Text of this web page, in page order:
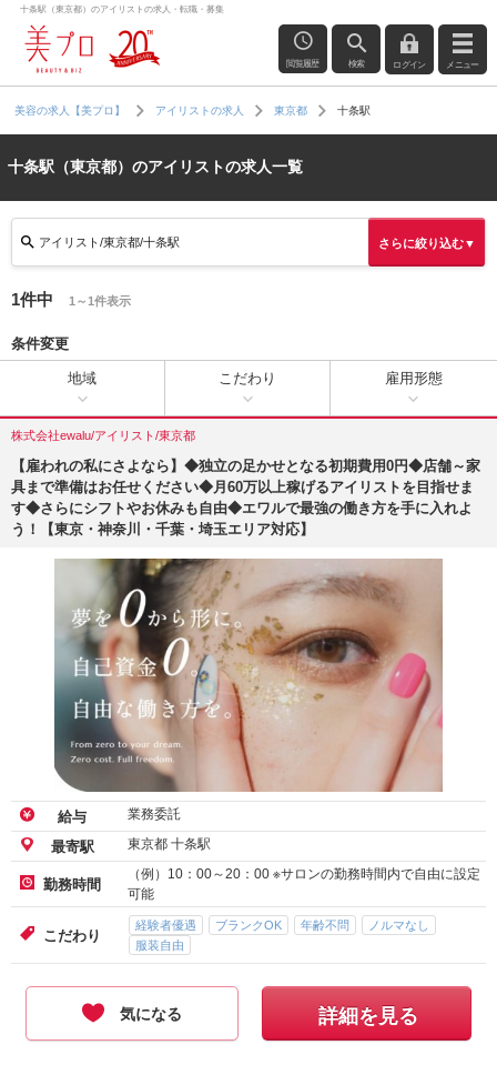
十条駅（東京都）のアイリストの求人・転職・募集
閲覧履歴 検索 ログイン メニュー
美容の求人【美プロ】 アイリストの求人 東京都 十条駅
十条駅（東京都）のアイリストの求人一覧
アイリスト/東京都/十条駅 さらに絞り込む▼
1件中 1～1件表示
条件変更
地域 こだわり 雇用形態
株式会社ewalu/アイリスト/東京都
【雇われの私にさよなら】◆独立の足かせとなる初期費用0円◆店舗～家
具まで準備はお任せください◆月60万以上稼げるアイリストを目指せま
す◆さらにシフトやお休みも自由◆エワルで最強の働き方を手に入れよ
う！【東京・神奈川・千葉・埼玉エリア対応】
給与 業務委託
最寄駅 東京都 十条駅
勤務時間
（例）10：00～20：00 ※サロンの勤務時間内で自由に設定
可能
こだわり
経験者優遇 ブランクOK 年齢不問
ノルマなし
服装自由
気になる 詳細を見る